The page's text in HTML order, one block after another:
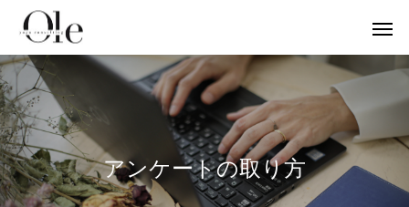
ビジネスマインド 英語でヨガ
お客様の声 【お客様の声】
アンケートの取り方